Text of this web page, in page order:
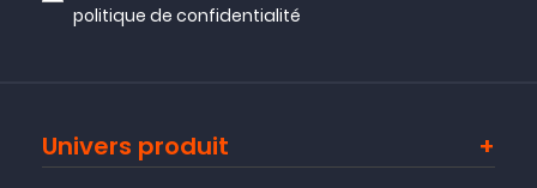
politique de confidentialité
Univers produit